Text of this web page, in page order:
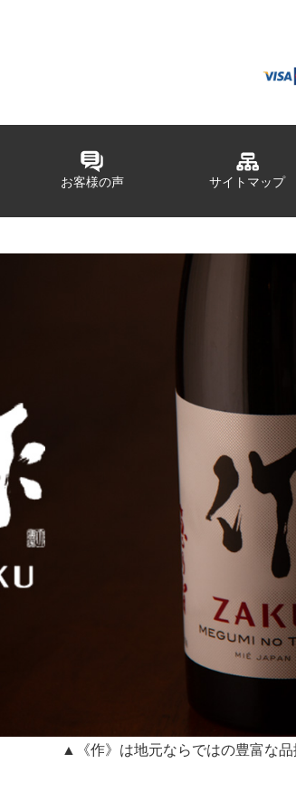
お客様の声 サイトマップ
▲《作》は地元ならではの豊富な